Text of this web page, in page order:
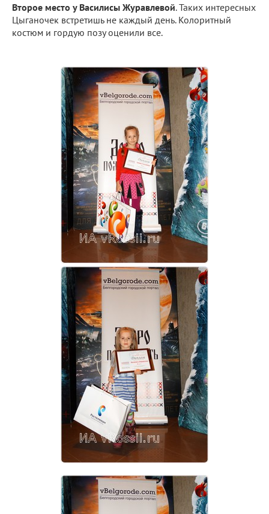
Второе место у Василисы Журавлевой. Таких интересных
Цыганочек встретишь не каждый день. Колоритный
костюм и гордую позу оценили все.